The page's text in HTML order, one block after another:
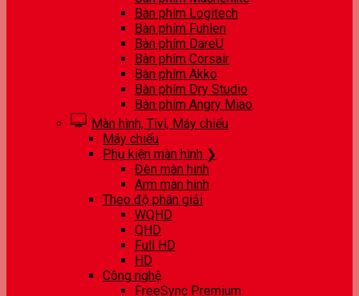
Bàn phím Logitech
Bàn phím Fuhlen
Bàn phím DareU
Bàn phím Corsair
Bàn phím Akko
Bàn phím Dry Studio
Bàn phím Angry Miao
Màn hình, Tivi, Máy chiếu
Máy chiếu
Phụ kiện màn hình ❯
Đèn màn hình
Arm màn hình
Theo độ phân giải
WQHD
QHD
Full HD
HD
Công nghệ
FreeSync Premium